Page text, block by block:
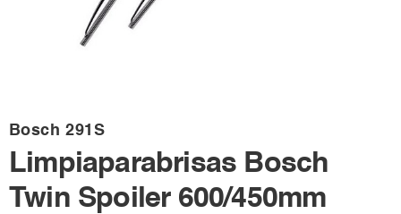
Bosch 291S
Limpiaparabrisas Bosch
Twin Spoiler 600/450mm